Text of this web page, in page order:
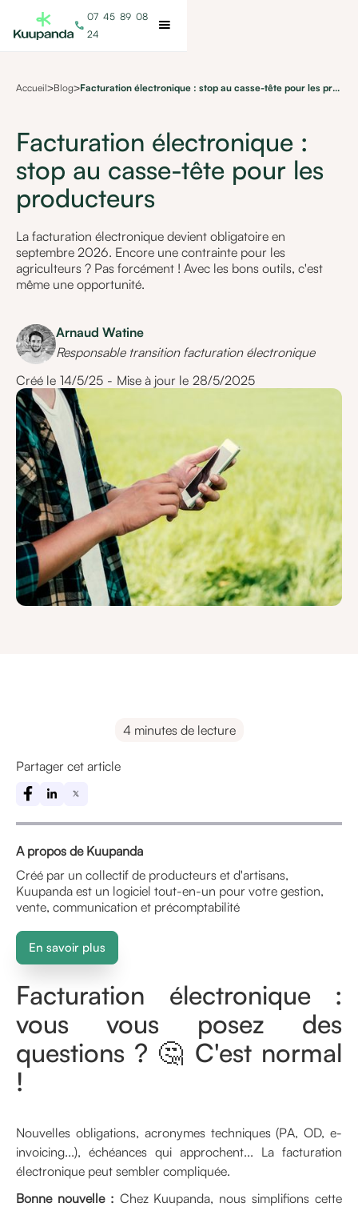
call
07 45 89 08
24
Accueil>Blog> Facturation électronique : stop au casse-tête pour les producteurs
Facturation électronique :
stop au casse-tête pour les
producteurs
La facturation électronique devient obligatoire en
septembre 2026. Encore une contrainte pour les
agriculteurs ? Pas forcément ! Avec les bons outils, c'est
même une opportunité.
Arnaud Watine
Responsable transition facturation électronique
Créé le 14/5/25 - Mise à jour le 28/5/2025
4 minutes de lecture
Facturation électronique :
vous vous posez des
questions ? 🤔 C'est normal
!
Nouvelles obligations, acronymes techniques (PA, OD, e-
invoicing...), échéances qui approchent... La facturation
électronique peut sembler compliquée.
Bonne nouvelle : Chez Kuupanda, nous simplifions cette
Partager cet article
A propos de Kuupanda
Créé par un collectif de producteurs et d'artisans,
Kuupanda est un logiciel tout-en-un pour votre gestion,
vente, communication et précomptabilité
En savoir plus